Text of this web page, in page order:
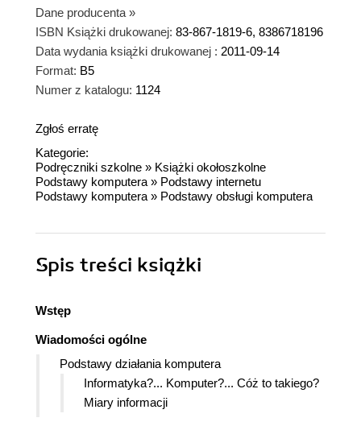
Dane producenta »
ISBN Książki drukowanej: 83-867-1819-6, 8386718196
Data wydania książki drukowanej : 2011-09-14
Format: B5
Numer z katalogu: 1124
Zgłoś erratę
Kategorie:
Podręczniki szkolne » Książki okołoszkolne
Podstawy komputera» Podstawy internetu
Podstawy komputera» Podstawy obsługi komputera
Spis treści książki
Wstęp
Wiadomości ogólne
Podstawy działania komputera
Informatyka?... Komputer?... Cóż to takiego?
Miary informacji